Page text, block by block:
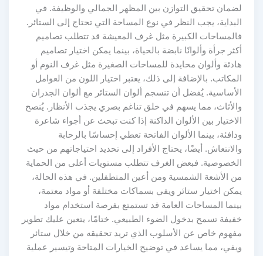
لضمان تحقيق التوازن بين المظهر الجمالي والوظيفة. في
البداية، يجب النظر في نوع المساحة التي تحتاج إلى الستائر.
فالمساحات الكبيرة مثل غرف المعيشة قد تتطلب تصاميم
أكثر جرأة وألوانًا نابضة بالحياة، بينما يمكن اختيار تصاميم
هادئة وألوان محايدة للمساحات الصغيرة مثل غرف النوم أو
المكاتب. بالإضافة إلى ذلك، يعتبر اختيار اللون من العوامل
الأساسية. يُفضل أن تنسجم ألوان الستائر مع ألوان الجدران
والأثاث، مما يسهم في خلق تناغم بصري يجذب الأنظار. يُنصح
الاختيار بين الألوان الداكنة إذا كنت تبحث عن أجواء شاعرة
ودافئة، بينما الألوان الفاتحة تعطي إحساسًا بالرحابة
والانتعاش. أيضًا، يحتاج الأفراد إلى تحديد احتياجاتهم من حيث
الخصوصية. فبعض الغرف تتطلب مستويات أعلى من الحماية
من الأشعة الشمسية ومن أعين المتطفلين. في هذه الحالة،
يمكن اختيار ستائر ويفي بسماكات مختلفة أو مواد معتمة،
بينما المساحات العامة قد تستمتع بفرصة استخدام مواد
خفيفة تسمح بدخول الضوء الطبيعي. ختامًا، يتعين عليك تطوير
مفهوم خاص عن الأسلوب الذي تريد تحقيقه من خلال ستائر
ويفي، مما يساعد في توضيح الخيارات المتاحة وتيسير عملية